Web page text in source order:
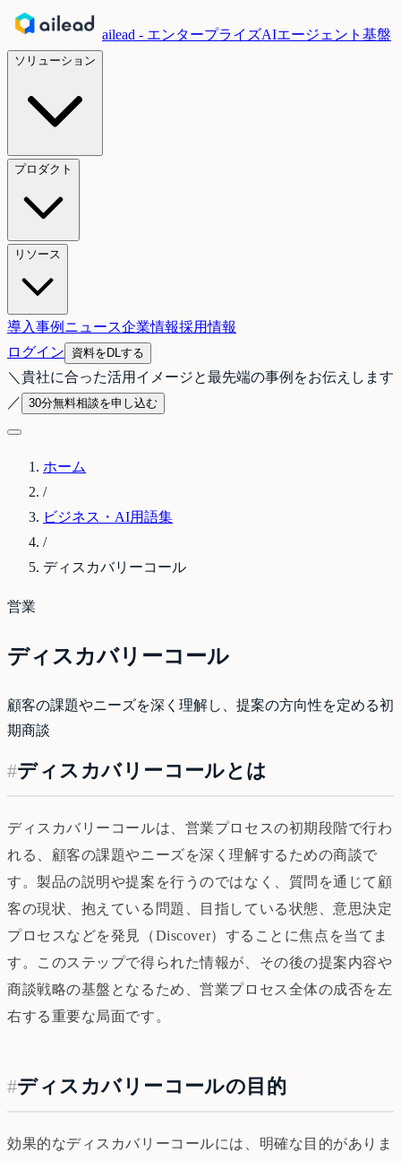
ailead - エンタープライズAIエージェント基盤
ソリューション
プロダクト
リソース
導入事例 ニュース企業情報採用情報
ログイン
資料をDLする
＼ 貴社に合った活用イメージと最先端の事例をお伝えします
／
30分無料相談を申し込む
ホーム
/
ビジネス・AI用語集
/
ディスカバリーコール
営業
ディスカバリーコール
顧客の課題やニーズを深く理解し、提案の方向性を定める初
期商談
#ディスカバリーコールとは
ディスカバリーコールは、営業プロセスの初期段階で行わ
れる、顧客の課題やニーズを深く理解するための商談で
す。製品の説明や提案を行うのではなく、質問を通じて顧
客の現状、抱えている問題、目指している状態、意思決定
プロセスなどを発見（Discover）することに焦点を当てま
す。このステップで得られた情報が、その後の提案内容や
商談戦略の基盤となるため、営業プロセス全体の成否を左
右する重要な局面です。
#ディスカバリーコールの目的
効果的なディスカバリーコールには、明確な目的がありま